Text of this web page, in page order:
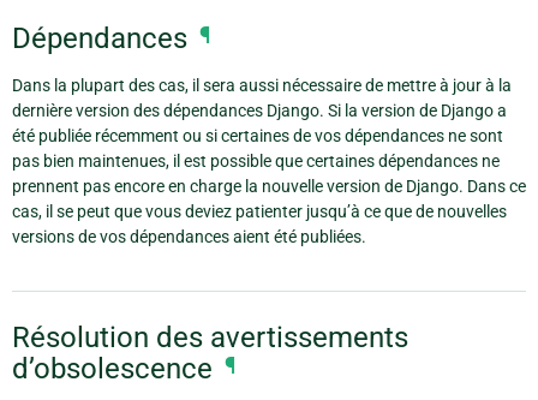
Dépendances ¶
Dans la plupart des cas, il sera aussi nécessaire de mettre à jour à la
dernière version des dépendances Django. Si la version de Django a
été publiée récemment ou si certaines de vos dépendances ne sont
pas bien maintenues, il est possible que certaines dépendances ne
prennent pas encore en charge la nouvelle version de Django. Dans ce
cas, il se peut que vous deviez patienter jusqu’à ce que de nouvelles
versions de vos dépendances aient été publiées.
Résolution des avertissements
d’obsolescence ¶